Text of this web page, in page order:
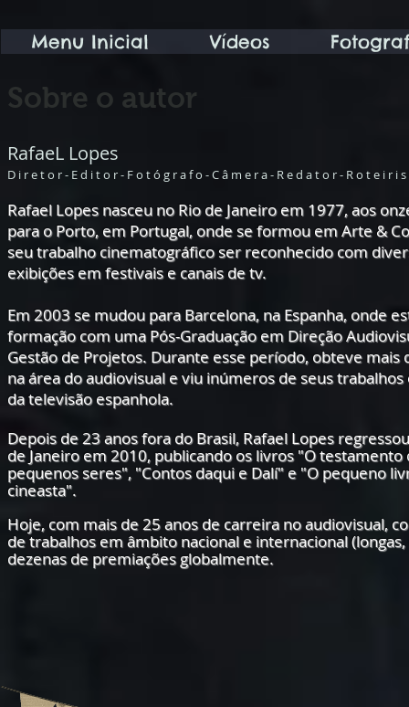
Menu Inicial Vídeos
Sobre o autor
RafaeL Lopes
D i r e t o r - E d i t o r - F o t ó g r a f o - C â m e r a - R e d a t o r - R o t e i r i
Rafael Lopes nasceu no Rio de Janeiro em 1977, aos
para o Porto, em Portugal, onde se formou em Arte &
seu trabalho cinematográfico ser reconhecido com
exibições em festivais e canais de tv.
Em 2003 se mudou para Barcelona, na Espanha, onde
formação com uma Pós-Graduação em Direção
Gestão de Projetos. Durante esse período, obteve mais
na área do audiovisual e viu inúmeros de seus
da televisão espanhola.
Depois de 23 anos fora do Brasil, Rafael Lopes
de Janeiro em 2010, publicando os livros "O testamento
pequenos seres", "Contos daqui e Dalí" e "O pequeno
cineasta".
Hoje, com mais de 25 anos de carreira no audiovisual,
de trabalhos em âmbito nacional e internacional
dezenas de premiações globalmente.